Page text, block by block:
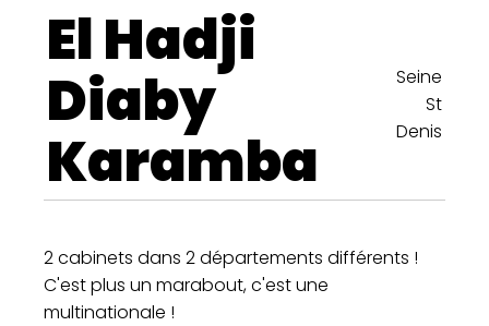
El Hadji
Diaby
Karamba
Seine
St
Denis
2 cabinets dans 2 départements différents !
C'est plus un marabout, c'est une
multinationale !